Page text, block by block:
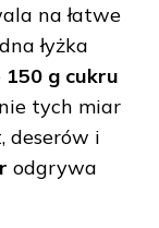
na łatwe
łyżka
150 g cukru
tych miar
deserów i
odgrywa